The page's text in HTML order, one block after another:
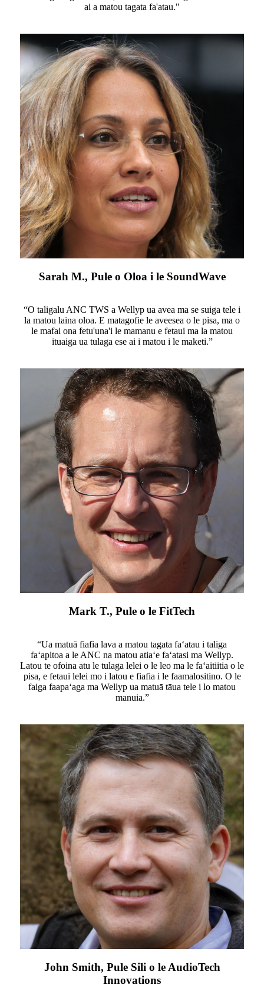
ai a matou tagata fa'atau."
Sarah M., Pule o Oloa i le SoundWave
“O taligalu ANC TWS a Wellyp ua avea ma se suiga tele i
la matou laina oloa. E matagofie le aveesea o le pisa, ma o
le mafai ona fetu'una'i le mamanu e fetaui ma la matou
ituaiga ua tulaga ese ai i matou i le maketi.”
Mark T., Pule o le FitTech
“Ua matuā fiafia lava a matou tagata faʻatau i taliga
faʻapitoa a le ANC na matou atiaʻe faʻatasi ma Wellyp.
Latou te ofoina atu le tulaga lelei o le leo ma le faʻaitiitia o le
pisa, e fetaui lelei mo i latou e fiafia i le faamalositino. O le
faiga faapaʻaga ma Wellyp ua matuā tāua tele i lo matou
manuia.”
John Smith, Pule Sili o le AudioTech
Innovations